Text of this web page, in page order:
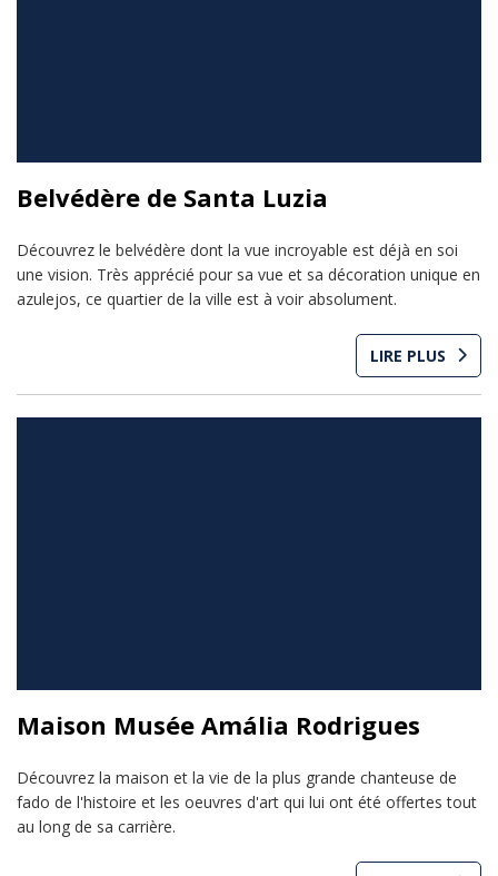
Belvédère de Santa Luzia
Découvrez le belvédère dont la vue incroyable est déjà en soi
une vision. Très apprécié pour sa vue et sa décoration unique en
azulejos, ce quartier de la ville est à voir absolument.
LIRE PLUS
Maison Musée Amália Rodrigues
Découvrez la maison et la vie de la plus grande chanteuse de
fado de l'histoire et les oeuvres d'art qui lui ont été offertes tout
au long de sa carrière.